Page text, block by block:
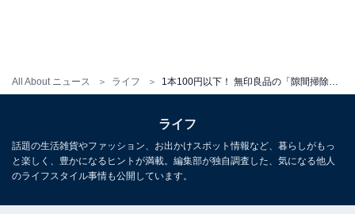
All About ニュース ライフ
排水口掃除に
▼水筒や弁当箱の溝洗いに隙間掃除シリーズ「ポイント
ブラシ」
水筒のキャップや、弁当箱のシリコンパッキンの溝部分
ライフ
話題の生活雑貨やファッション、お出かけスポット情報など、暮らしがもっ
と楽しく、豊かになるヒントが満載。編集部が独自調査した、気になる他人
のライフスタイル事情も公開しています。